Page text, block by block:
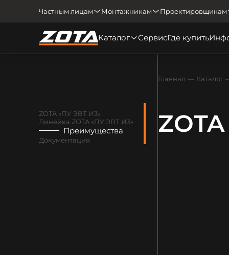
Частным лицам Монтажникам Проектировщикам
Каталог СервисГде купить
ZOTA «ПУ ЭВТ И3»
Линейка ZOTA «ПУ ЭВТ И3»
Преимущества
Документация
Главная Каталог